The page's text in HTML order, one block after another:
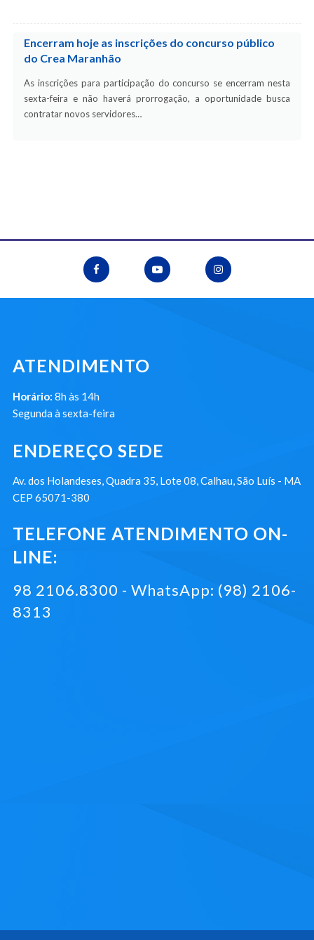
Encerram hoje as inscrições do concurso público
do Crea Maranhão
As inscrições para participação do concurso se encerram nesta
sexta-feira e não haverá prorrogação, a oportunidade busca
contratar novos servidores…
ATENDIMENTO
Horário: 8h às 14h
Segunda à sexta-feira
ENDEREÇO SEDE
Av. dos Holandeses, Quadra 35, Lote 08, Calhau, São Luís - MA
CEP 65071-380
TELEFONE ATENDIMENTO ON-
LINE:
98 2106.8300 - WhatsApp: (98) 2106-
8313